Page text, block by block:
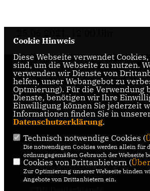
Internetseite der CDU-Fraktion im
Braunschweig, mit aktuellen
um die Kommunalpolitik in der
Niedersachsens.
IMPRESSUM DATENSCHUTZ
CDU Niedersachsen
Cookie Hinweis
Diese Webseite verwendet
sind, um die Webseite zu nutzen.
verwenden wir Dienste von
helfen, unser Webangebot zu
Optmierung). Für die Verwendung
Dienste, benötigen wir Ihre
Einwilligung können Sie jederzeit
Informationen finden Sie in
Datenschutzerklärung.
Technisch notwendige Cookies (
Die notwendigen Cookies werden allein für
ordnungsgemäßen Gebrauch der Webseite
Cookies von Drittanbietern (
Zur Optimierung unserer Webseite binden
Angebote von Drittanbietern ein.